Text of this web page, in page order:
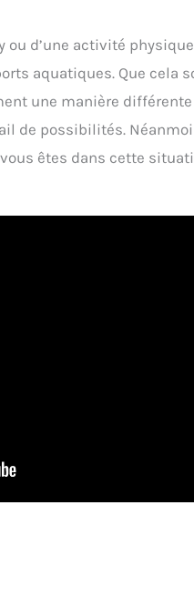
ou d’une activité
aquatiques. Que cela
une manière
de possibilités.
êtes dans cette